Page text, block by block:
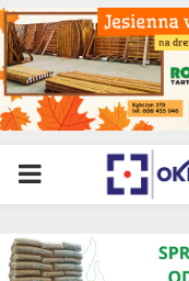
PRIMARY
MENU